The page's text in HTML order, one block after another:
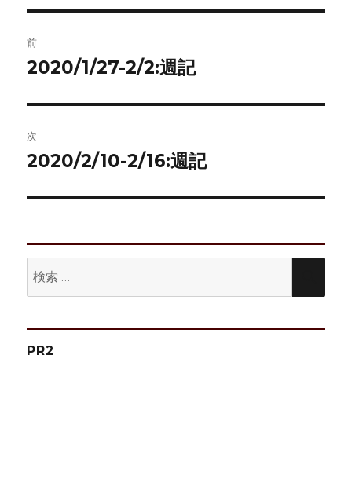
稿
ビ
ゲ
ー
ョ
ン
前
前
投
稿:
2020/1/27-2/2:週記
次
次
投
2020/2/10-2/16:週記
索
PR2